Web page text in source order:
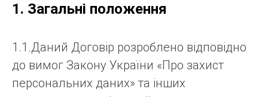
1. Загальні положення
1.1.Даний Договір розроблено відповідно
до вимог Закону України «Про захист
персональних даних» та інших